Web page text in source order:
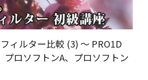
ィルター比較 (3) ～ PRO1D
プロソフトンA、プロソフトン